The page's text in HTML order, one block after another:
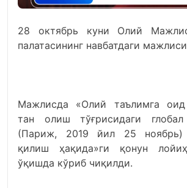
28 октябрь куни Олий
палатасининг навбатдаги мажлиси
Мажлисда «Олий таълимга оид
тан олиш тўғрисидаги глобал
(Париж, 2019 йил 25 ноябрь)
қилиш ҳақида»ги қонун
ўқишда кўриб чиқилди.